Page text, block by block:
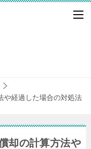
や経過した場合の対処法
却の計算方法や